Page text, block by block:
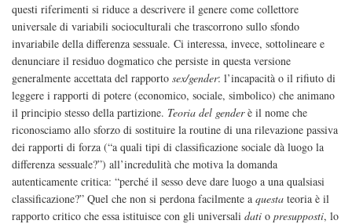
questi riferimenti si riduce a descrivere il genere come collettore
universale di variabili socioculturali che trascorrono sullo sfondo
invariabile della differenza sessuale. Ci interessa, invece, sottolineare e
denunciare il residuo dogmatico che persiste in questa versione
generalmente accettata del rapporto sex/gender: l’incapacità o il rifiuto di
leggere i rapporti di potere (economico, sociale, simbolico) che animano
il principio stesso della partizione. Teoria del genderè il nome che
riconosciamo allo sforzo di sostituire la routine di una rilevazione passiva
dei rapporti di forza (“a quali tipi di classificazione sociale dà luogo la
differenza sessuale?”) all’incredulità che motiva la domanda
autenticamente critica: “perché il sesso deve dare luogo a una qualsiasi
classificazione?” Quel che non si perdona facilmente a questa teoria è il
rapporto critico che essa istituisce con gli universali dati o presupposti, lo